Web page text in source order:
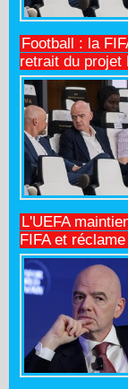
Football : la
retrait du projet
L'UEFA
FIFA et